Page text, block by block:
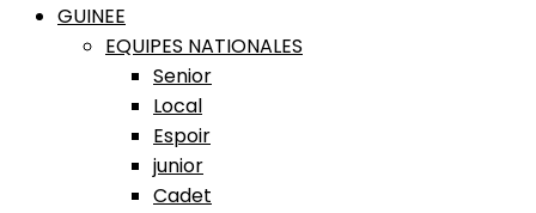
GUINEE
EQUIPES NATIONALES
Senior
Local
Espoir
junior
Cadet